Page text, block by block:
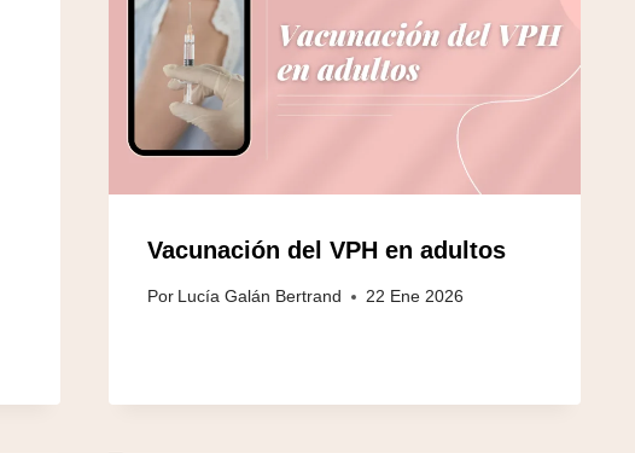
Vacunación del VPH en adultos
Por Lucía Galán Bertrand 22 Ene 2026